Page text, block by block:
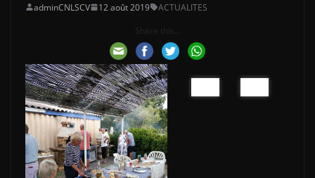
adminCNLSCV 12 août 2019
ACTUALITES
Share this...